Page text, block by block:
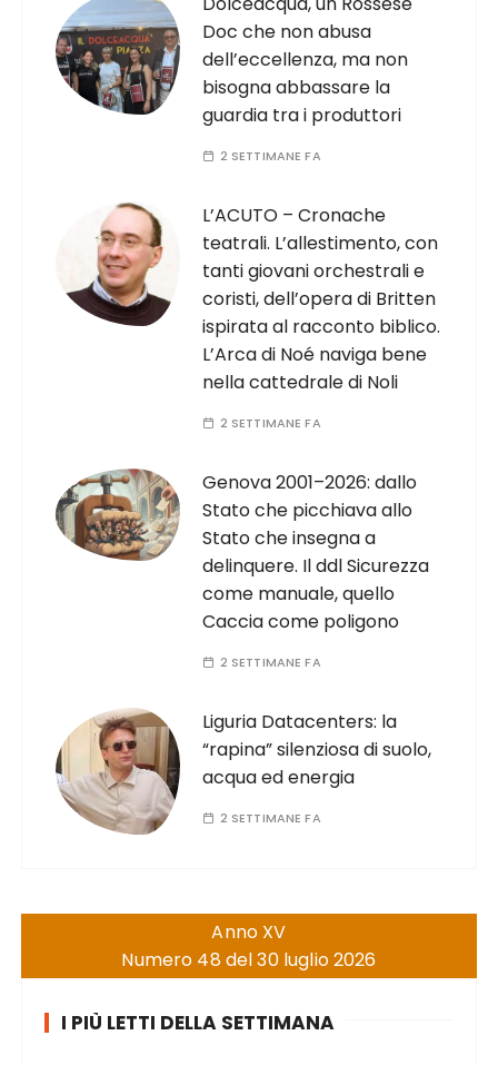
Doc che non abusa
dell’eccellenza, ma non
bisogna abbassare la
guardia tra i produttori
2 SETTIMANE FA
L’ACUTO – Cronache
teatrali. L’allestimento, con
tanti giovani orchestrali e
coristi, dell’opera di Britten
ispirata al racconto biblico.
L’Arca di Noé naviga bene
nella cattedrale di Noli
2 SETTIMANE FA
Genova 2001–2026: dallo
Stato che picchiava allo
Stato che insegna a
delinquere. Il ddl Sicurezza
come manuale, quello
Caccia come poligono
2 SETTIMANE FA
Liguria Datacenters: la
“rapina” silenziosa di suolo,
acqua ed energia
2 SETTIMANE FA
Anno XV
Numero 48 del 30 luglio 2026
I PIÙ LETTI DELLA SETTIMANA